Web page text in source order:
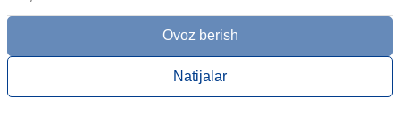
Ovoz berish
Natijalar